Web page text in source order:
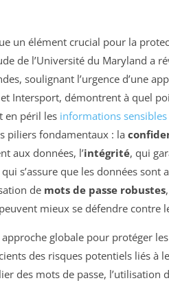
un élément crucial pour la
de l’Université du Maryland a
soulignant l’urgence d’une
Intersport, démontrent à quel
en péril les informations sensibles
piliers fondamentaux : la
aux données, l’intégrité, qui
qui s’assure que les données sont
de mots de passe robustes
mieux se défendre contre
globale pour protéger les
des risques potentiels liés à
des mots de passe, l’utilisation